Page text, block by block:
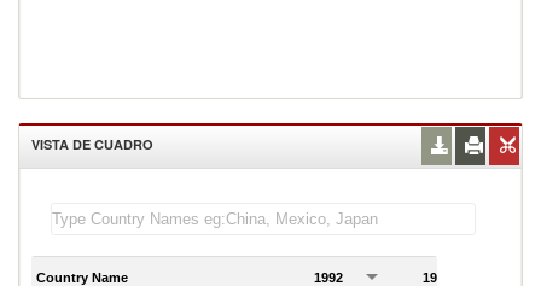
VISTA DE CUADRO
Country Name 1992 1993